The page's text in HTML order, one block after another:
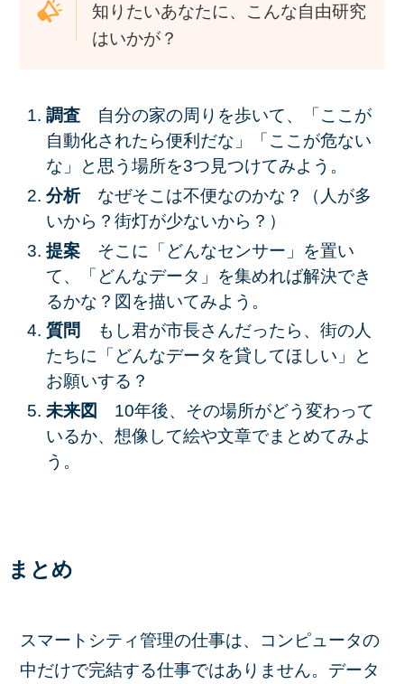
知りたいあなたに、こんな自由研究
はいかが？
調査
自分の家の周りを歩いて、「ここが
自動化されたら便利だな」「ここが危ない
な」と思う場所を3つ見つけてみよう。
分析 なぜそこは不便なのかな？（人が多
いから？街灯が少ないから？）
提案 そこに「どんなセンサー」を置い
て、「どんなデータ」を集めれば解決でき
るかな？図を描いてみよう。
質問
もし君が市長さんだったら、街の人
たちに「どんなデータを貸してほしい」と
お願いする？
未来図 10年後、その場所がどう変わって
いるか、想像して絵や文章でまとめてみよ
う。
まとめ
スマートシティ管理の仕事は、コンピュータの
中だけで完結する仕事ではありません。データ